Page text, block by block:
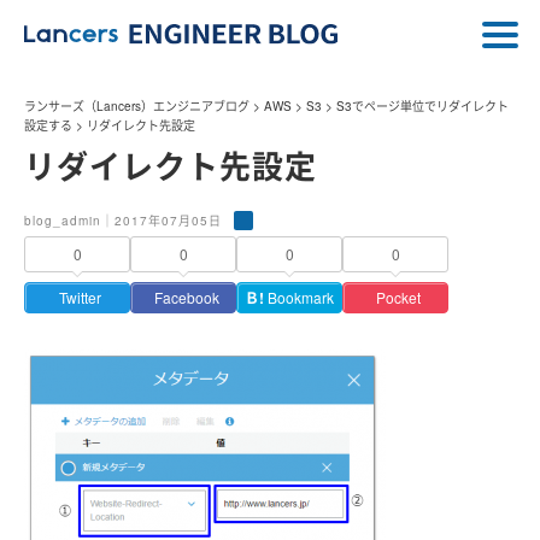
ランサーズ（Lancers）エンジニアブログ > AWS > S3 > S3でページ単位でリダイレクト
設定する > リダイレクト先設定
リダイレクト先設定
blog_admin｜2017年07月05日
0
Twitter
0
Facebook
0
Ｂ! Bookmark
0
Pocket